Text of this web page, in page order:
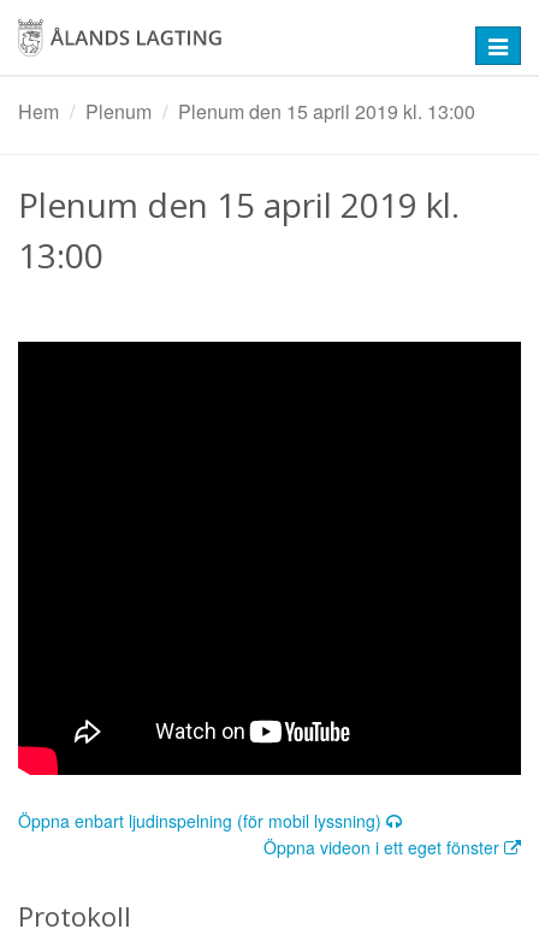
Hoppa
huvudinnehåll
Hem
Plenum Plenum den 15 april 2019 kl. 13:00
Plenum den 15 april 2019 kl.
13:00
Öppna enbart ljudinspelning (för mobil lyssning)
Öppna videon i ett eget fönster
Protokoll